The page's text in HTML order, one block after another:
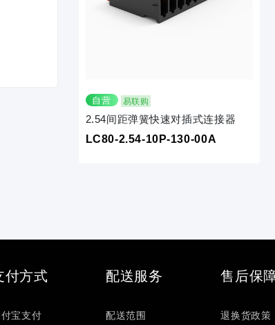
自营 易联购
2.54间距弹簧快速对插式连接器
LC80-2.54-10P-130-00A
付方式
宝支付
配送服务
配送范围
售后保
退换货政策